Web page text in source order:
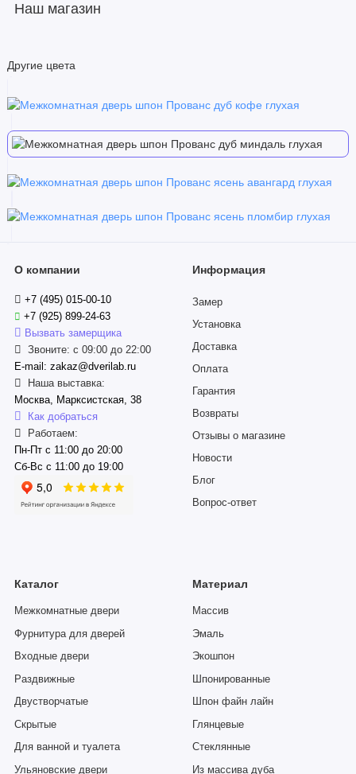
Наш магазин
Другие цвета
О компании
+7 (495) 015-00-10
+7 (925) 899-24-63
Вызвать замерщика
Звоните: с 09:00 до 22:00
E-mail: zakaz@dverilab.ru
Наша выставка:
Москва, Марксистская, 38
Как добраться
Работаем:
Пн-Пт с 11:00 до 20:00
Сб-Вс с 11:00 до 19:00
Информация
Замер
Установка
Доставка
Оплата
Гарантия
Возвраты
Отзывы о магазине
Новости
Блог
Вопрос-ответ
Каталог
Межкомнатные двери
Фурнитура для дверей
Входные двери
Раздвижные
Двустворчатые
Скрытые
Для ванной и туалета
Ульяновские двери
Материал
Массив
Эмаль
Экошпон
Шпонированные
Шпон файн лайн
Глянцевые
Стеклянные
Из массива дуба